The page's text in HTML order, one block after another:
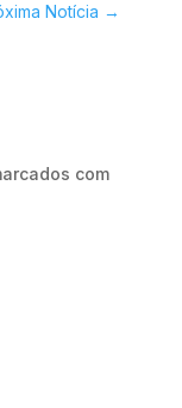
Notícia →
com